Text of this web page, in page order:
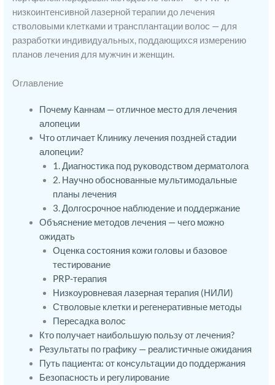
низкоинтенсивной лазерной терапии до лечения
стволовыми клетками и трансплантации волос — для
разработки индивидуальных, поддающихся измерению
планов лечения для мужчин и женщин.
Оглавление
Почему Каннам — отличное место для лечения
алопеции
Что отличает Клинику лечения поздней стадии
алопеции?
1. Диагностика под руководством дерматолога
2. Научно обоснованные мультимодальные
планы лечения
3. Долгосрочное наблюдение и поддержание
Объяснение методов лечения — чего можно
ожидать
Оценка состояния кожи головы и базовое
тестирование
PRP-терапия
Низкоуровневая лазерная терапия (НИЛИ)
Стволовые клетки и регенеративные методы
Пересадка волос
Кто получает наибольшую пользу от лечения?
Результаты по графику — реалистичные ожидания
Путь пациента: от консультации до поддержания
Безопасность и регулирование